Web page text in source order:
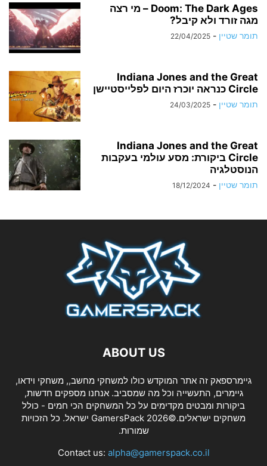
Doom: The Dark Ages – מי רצה
מגה זורד ולא קיבל?
תומר שטיין -
22/04/2025
Indiana Jones and the Great
Circle כנראה יוכרז היום לפלייסטיישן
תומר שטיין -
24/03/2025
Indiana Jones and the Great
Circle ביקורת: מסע עולמי בעקבות
הנוסטלגיה
תומר שטיין -
18/12/2024
ABOUT US
גיימרספאק זה אתר המוקדש כולו למשחקי מחשב,, משחקי וידאו,
גיימרים, התעשייה וכל מה שמסביב. אנחנו מספקים חדשות,
ביקורות ומבטים מקדימים על כל המשחקים הכי חמים - כולל
משחקים ישראלים.©2026 GamersPack ישראל. כל הזכויות
שמורות.
Contact us: alpha@gamerspack.co.il